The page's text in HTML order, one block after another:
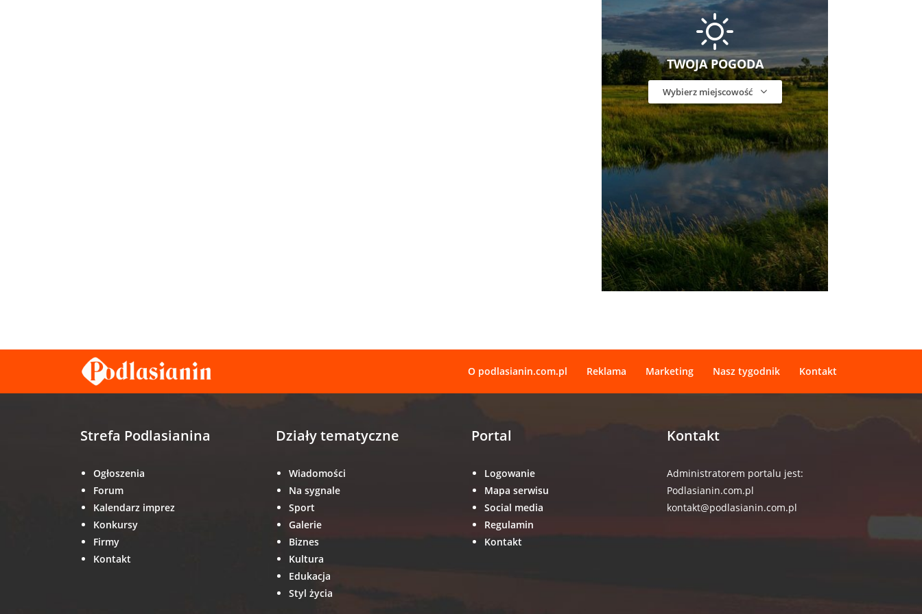
TWOJA POGODA
Wybierz miejscowość
O podlasianin.com.pl Reklama Marketing Nasz tygodnik Kontakt
Strefa Podlasianina
Ogłoszenia
Forum
Kalendarz imprez
Konkursy
Firmy
Kontakt
Działy tematyczne
Wiadomości
Na sygnale
Sport
Galerie
Biznes
Kultura
Edukacja
Styl życia
Portal
Logowanie
Mapa serwisu
Social media
Regulamin
Kontakt
Kontakt
Administratorem portalu jest:
Podlasianin.com.pl
kontakt@podlasianin.com.pl